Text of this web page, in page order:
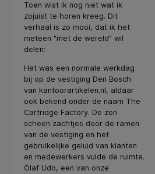
Toen wist ik nog niet wat ik
zojuist te horen kreeg. Dit
verhaal is zo mooi, dat ik het
meteen “met de wereld” wil
delen:
Het was een normale werkdag
bij op de vestiging Den Bosch
van kantoorartikelen.nl, aldaar
ook bekend onder de naam The
Cartridge Factory. De zon
scheen zachtjes door de ramen
van de vestiging en het
gebruikelijke geluid van klanten
en medewerkers vulde de ruimte.
Olaf Udo, een van onze